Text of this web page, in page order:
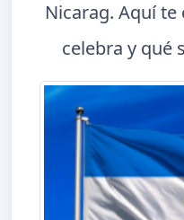
Nicarag. Aquí
celebra y qué